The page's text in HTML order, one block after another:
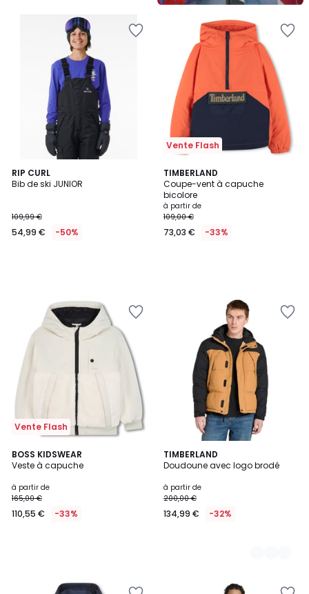
RIP CURL
Bib de ski JUNIOR
109,99 €
54,99 € -50%
Vente Flash
TIMBERLAND
Coupe-vent à capuche
bicolore
à partir de
109,00 €
73,03 € -33%
Vente Flash
BOSS KIDSWEAR
Veste à capuche
à partir de
165,00 €
110,55 € -33%
TIMBERLAND
Doudoune avec logo brodé
à partir de
200,00 €
134,99 € -32%
3
Couleurs